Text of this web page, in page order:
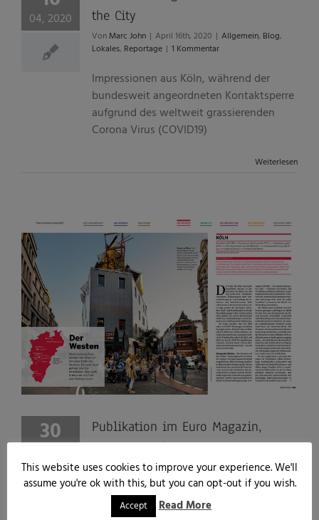
04, 2020
the City
Von Marc John | April 16th, 2020 | Allgemein, Blog,
Lokales, Reportage | 1 Kommentar
Impressionen aus Köln, während der
bundesweit angeordneten Kontaktsperre
aufgrund des weltweit grassierenden
Corona Virus (COVID19)
Weiterlesen
30
Publikation im Euro Magazin,
Ausgabe 05/2015
VonMarc John | April 30th, 2015 | Allgemein,Blog,
Publikationen
0 Kommentare
Erneut wurde eines meiner Bilder
This website uses cookies to improve your experience. We'll
assume you're ok with this, but you can opt-out if you wish.
Accept Read More